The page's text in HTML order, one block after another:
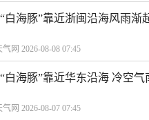
白海豚”靠近浙闽沿海风雨渐
气网 2026-08-08 07:45
白海豚”靠近华东沿海 冷空
气网 2026-08-07 07:45